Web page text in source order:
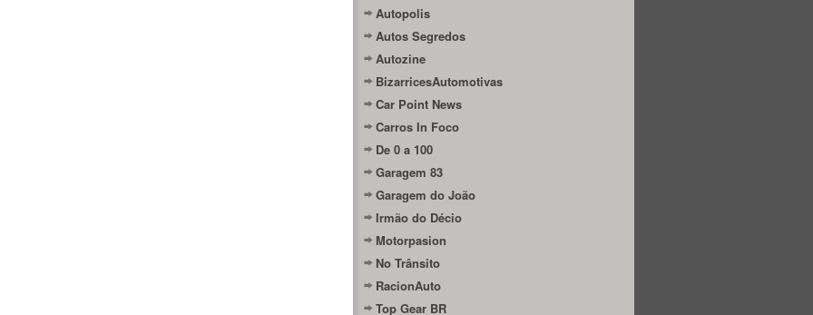
Autopolis
Autos Segredos
Autozine
BizarricesAutomotivas
Car Point News
Carros In Foco
De 0 a 100
Garagem 83
Garagem do João
Irmão do Décio
Motorpasion
No Trânsito
RacionAuto
Top Gear BR